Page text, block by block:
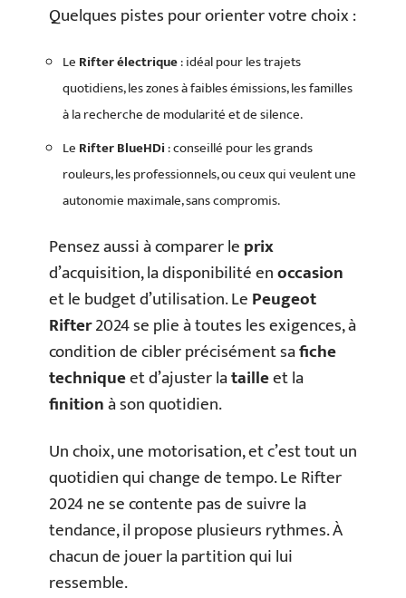
Quelques pistes pour orienter votre choix :
Le Rifter électrique: idéal pour les trajets
quotidiens, les zones à faibles émissions, les familles
à la recherche de modularité et de silence.
Le Rifter BlueHDi: conseillé pour les grands
rouleurs, les professionnels, ou ceux qui veulent une
autonomie maximale, sans compromis.
Pensez aussi à comparer leprix
d’acquisition, la disponibilité enoccasion
et le budget d’utilisation. LePeugeot
Rifter2024 se plie à toutes les exigences, à
condition de cibler précisément safiche
techniqueet d’ajuster latailleet la
finitionà son quotidien.
Un choix, une motorisation, et c’est tout un
quotidien qui change de tempo. Le Rifter
2024 ne se contente pas de suivre la
tendance, il propose plusieurs rythmes. À
chacun de jouer la partition qui lui
ressemble.